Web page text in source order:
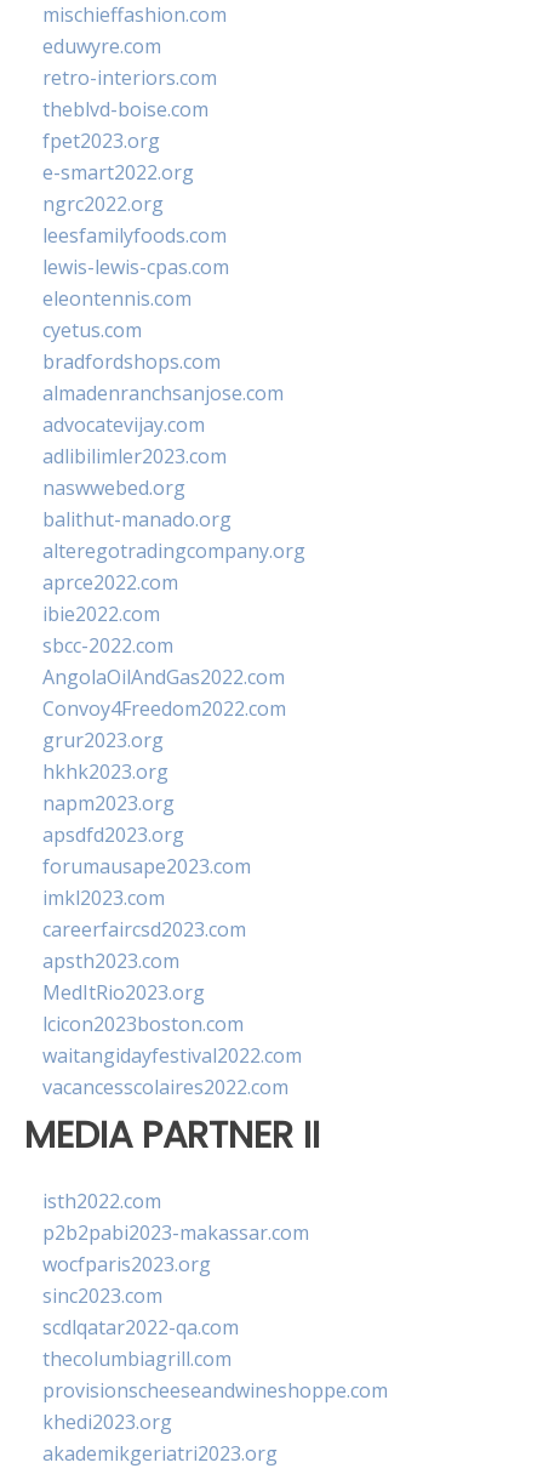
mischieffashion.com
eduwyre.com
retro-interiors.com
theblvd-boise.com
fpet2023.org
e-smart2022.org
ngrc2022.org
leesfamilyfoods.com
lewis-lewis-cpas.com
eleontennis.com
cyetus.com
bradfordshops.com
almadenranchsanjose.com
advocatevijay.com
adlibilimler2023.com
naswwebed.org
balithut-manado.org
alteregotradingcompany.org
aprce2022.com
ibie2022.com
sbcc-2022.com
AngolaOilAndGas2022.com
Convoy4Freedom2022.com
grur2023.org
hkhk2023.org
napm2023.org
apsdfd2023.org
forumausape2023.com
imkl2023.com
careerfaircsd2023.com
apsth2023.com
MedItRio2023.org
lcicon2023boston.com
waitangidayfestival2022.com
vacancesscolaires2022.com
MEDIA PARTNER II
isth2022.com
p2b2pabi2023-makassar.com
wocfparis2023.org
sinc2023.com
scdlqatar2022-qa.com
thecolumbiagrill.com
provisionscheeseandwineshoppe.com
khedi2023.org
akademikgeriatri2023.org